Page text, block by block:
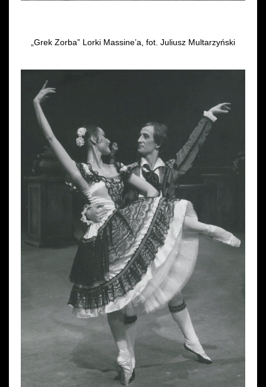
„Grek Zorba” Lorki Massine’a, fot. Juliusz Multarzyński